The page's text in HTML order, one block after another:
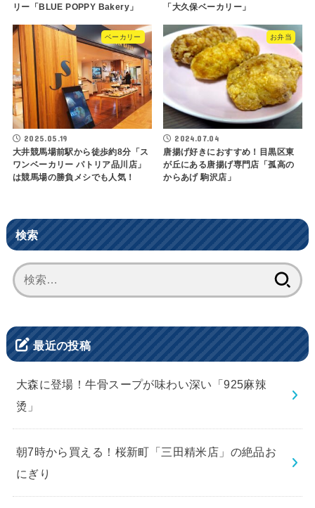
リー「BLUE POPPY Bakery」
「大久保ベーカリー」
ベーカリー
2025.05.19
大井競馬場前駅から徒歩約8分「ス
ワンベーカリー パトリア品川店」
は競馬場の勝負メシでも人気！
お弁当
2024.07.04
唐揚げ好きにおすすめ！目黒区東
が丘にある唐揚げ専門店「孤高の
からあげ 駒沢店」
検索
索:
最近の投稿
大森に登場！牛骨スープが味わい深い「925麻辣
烫」
朝7時から買える！桜新町「三田精米店」の絶品お
にぎり